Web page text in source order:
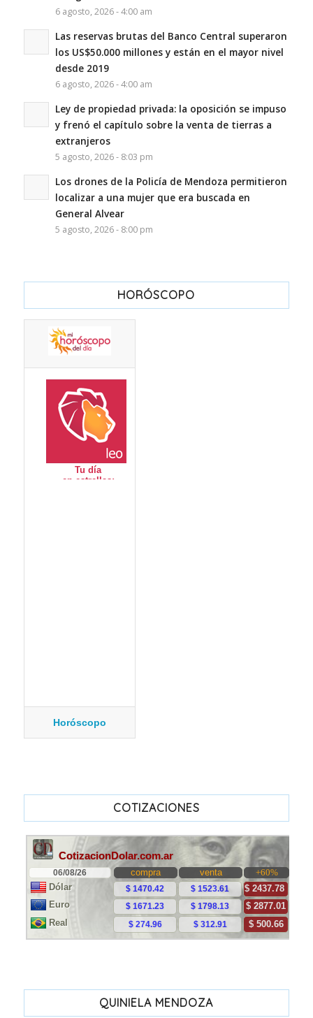
6 agosto, 2026 - 4:00 am
Las reservas brutas del Banco Central superaron
los US$50.000 millones y están en el mayor nivel
desde 2019
6 agosto, 2026 - 4:00 am
Ley de propiedad privada: la oposición se impuso
y frenó el capítulo sobre la venta de tierras a
extranjeros
5 agosto, 2026 - 8:03 pm
Los drones de la Policía de Mendoza permitieron
localizar a una mujer que era buscada en
General Alvear
5 agosto, 2026 - 8:00 pm
HORÓSCOPO
Horóscopo
COTIZACIONES
QUINIELA MENDOZA